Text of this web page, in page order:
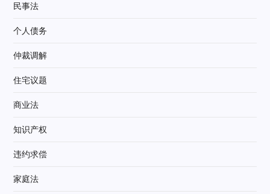
民事法
个人债务
仲裁调解
住宅议题
商业法
知识产权
违约求偿
家庭法